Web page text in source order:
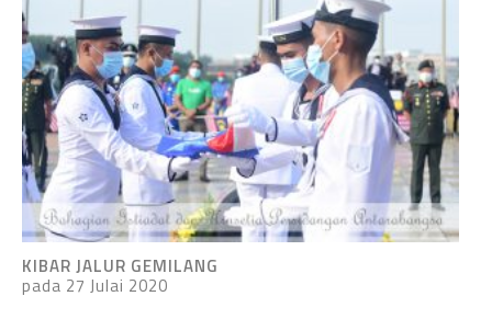
KIBAR JALUR GEMILANG
pada 27 Julai 2020